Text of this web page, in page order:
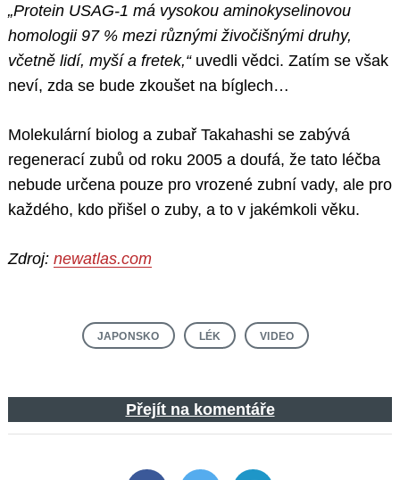
„Protein USAG-1 má vysokou aminokyselinovou
homologii 97 % mezi různými živočišnými druhy,
včetně lidí, myší a fretek,“uvedli vědci. Zatím se však
neví, zda se bude zkoušet na bíglech…
Molekulární biolog a zubař Takahashi se zabývá
regenerací zubů od roku 2005 a doufá, že tato léčba
nebude určena pouze pro vrozené zubní vady, ale pro
každého, kdo přišel o zuby, a to v jakémkoli věku.
Zdroj: newatlas.com
JAPONSKO LÉK VIDEO
Přejít na komentáře